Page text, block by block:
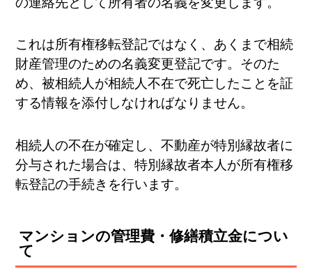
これは所有権移転登記ではなく、あくまで相続
財産管理のための名義変更登記です。そのた
め、被相続人が相続人不在で死亡したことを証
する情報を添付しなければなりません。
相続人の不在が確定し、不動産が特別縁故者に
分与された場合は、特別縁故者本人が所有権移
転登記の手続きを行います。
マンションの管理費・修繕積立金につい
て